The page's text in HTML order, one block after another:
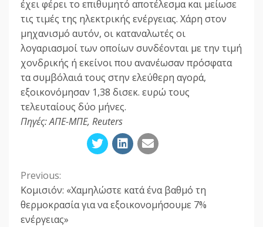
έχει φέρει το επιθυμητό αποτέλεσμα και μείωσε
τις τιμές της ηλεκτρικής ενέργειας. Χάρη στον
μηχανισμό αυτόν, οι καταναλωτές οι
λογαριασμοί των οποίων συνδέονται με την τιμή
χονδρικής ή εκείνοι που ανανέωσαν πρόσφατα
τα συμβόλαιά τους στην ελεύθερη αγορά,
εξοικονόμησαν 1,38 δισεκ. ευρώ τους
τελευταίους δύο μήνες.
Πηγές: ΑΠΕ-ΜΠΕ, Reuters
Continue
Reading
Previous:
Κομισιόν: «Χαμηλώστε κατά ένα βαθμό τη
θερμοκρασία για να εξοικονομήσουμε 7%
ενέργειας»